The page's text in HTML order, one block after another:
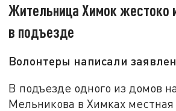
Жительница Химок жестоко
в подъезде
Волонтеры написали
В подъезде одного из домов
Мельникова в Химках